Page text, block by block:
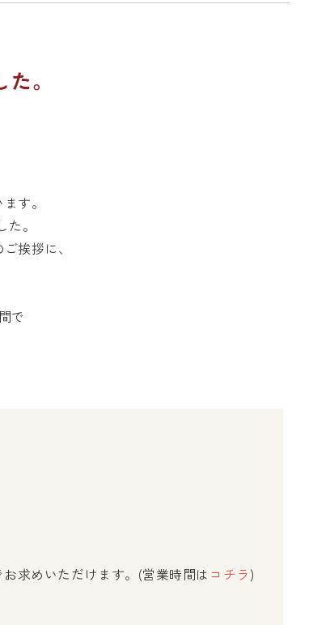
。
す。
。
挨拶に、
で
めいただけます。(営業時間は コチラ)